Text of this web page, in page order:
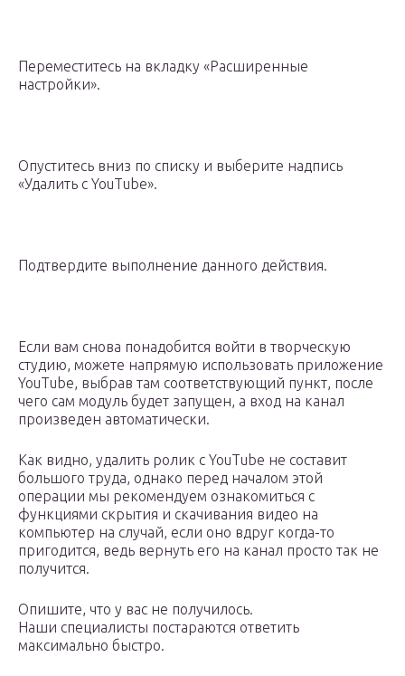
Переместитесь на вкладку «Расширенные
настройки».
Опуститесь вниз по списку и выберите надпись
«Удалить с YouTube».
Подтвердите выполнение данного действия.
Если вам снова понадобится войти в творческую
студию, можете напрямую использовать приложение
YouTube, выбрав там соответствующий пункт, после
чего сам модуль будет запущен, а вход на канал
произведен автоматически.
Как видно, удалить ролик с YouTube не составит
большого труда, однако перед началом этой
операции мы рекомендуем ознакомиться с
функциями скрытия и скачивания видео на
компьютер на случай, если оно вдруг когда-то
пригодится, ведь вернуть его на канал просто так не
получится.
Опишите, что у вас не получилось.
Наши специалисты постараются ответить
максимально быстро.